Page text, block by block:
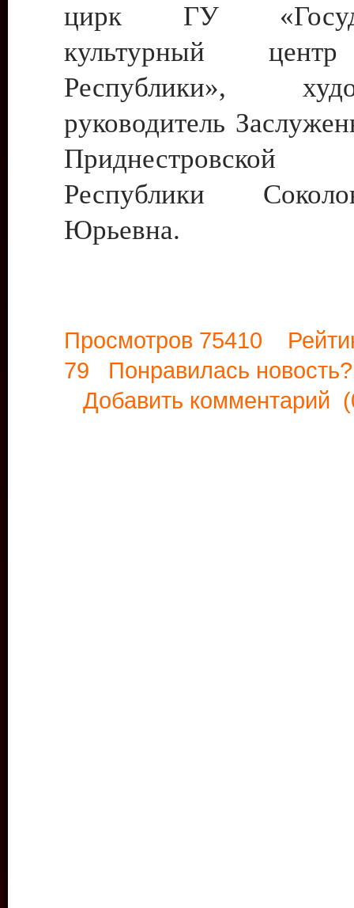
цирк ГУ
культурный
Республики»,
руководитель
Приднестровской
Республики
Юрьевна.
Просмотров 75410
79 Понравилась
Добавить комментарий